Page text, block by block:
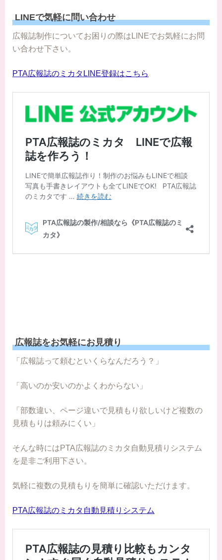
LINEで気軽に問い合わせ
広報誌制作についてお困りの際はLINEでお気軽にお問
い合わせ下さい。
PTA広報誌のミカタLINE登録はこちら
広報誌をお気軽にお見積り
「広報誌って頼むといくらなんだろう？」
「高いのか安いのかよくわからない」
「部数違い、ページ違いで見積もり欲しいけど複数の
見積もりは頼みにくい」
そんな時にはPTA広報誌のミカタ自動見積りシステム
を是非ご利用下さい。
気軽に複数の見積もりを簡単に確認いただけます。
PTA広報誌のミカタ自動見積りシステム